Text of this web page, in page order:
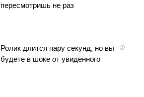
пересмотришь не раз
i
Ролик длится пару секунд, но вы
будете в шоке от увиденного